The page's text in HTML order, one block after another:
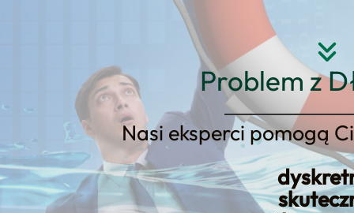
Problem z
Nasi eksperci pomogą
Strona główna O nas
prawne: Proces separacji